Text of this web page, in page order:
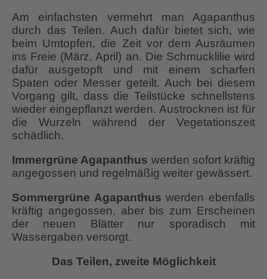
Am einfachsten vermehrt man Agapanthus
durch das Teilen. Auch dafür bietet sich, wie
beim Umtopfen, die Zeit vor dem Ausräumen
ins Freie (März, April) an. Die Schmucklilie wird
dafür ausgetopft und mit einem scharfen
Spaten oder Messer geteilt. Auch bei diesem
Vorgang gilt, dass die Teilstücke schnellstens
wieder eingepflanzt werden. Austrocknen ist für
die Wurzeln während der Vegetationszeit
schädlich.
Immergrüne Agapanthus werden sofort kräftig
angegossen und regelmäßig weiter gewässert.
Sommergrüne Agapanthus werden ebenfalls
kräftig angegossen, aber bis zum Erscheinen
der neuen Blätter nur sporadisch mit
Wassergaben versorgt.
Das Teilen, zweite Möglichkeit